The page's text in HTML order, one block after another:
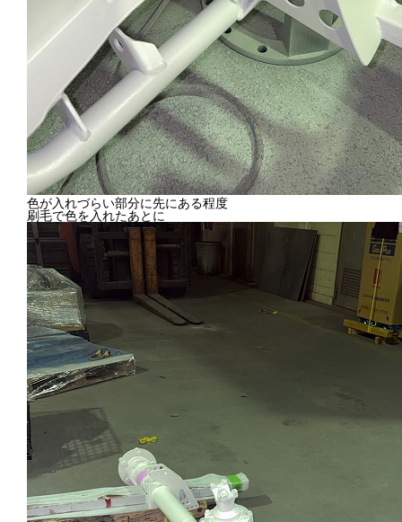
色が入れづらい部分に先にある程度
刷毛で色を入れたあとに